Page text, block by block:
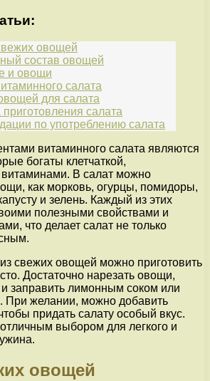
овощей
состав овощей
и овощи
салата
для салата
салата
по употреблению салата
витаминного салата являются
богаты клетчаткой,
витаминами. В салат можно
как морковь, огурцы, помидоры,
и зелень. Каждый из этих
полезными свойствами и
что делает салат не только
свежих овощей можно приготовить
Достаточно нарезать овощи,
заправить лимонным соком или
При желании, можно добавить
придать салату особый вкус.
выбором для легкого и
овощей